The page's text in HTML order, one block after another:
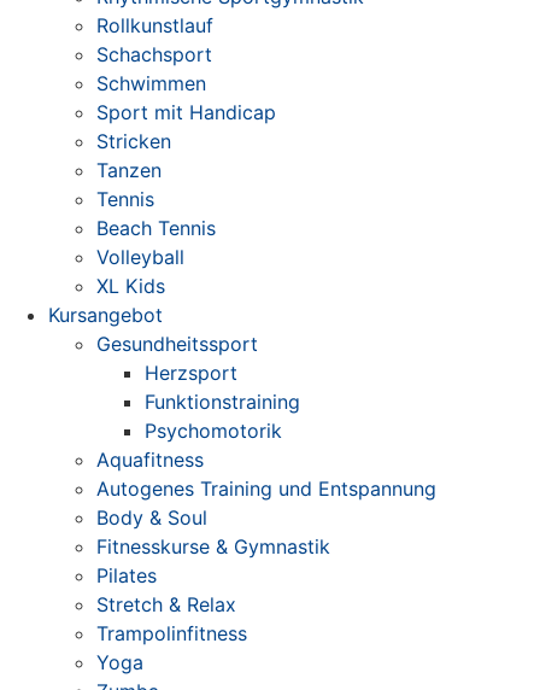
Rollkunstlauf
Schachsport
Schwimmen
Sport mit Handicap
Stricken
Tanzen
Tennis
Beach Tennis
Volleyball
XL Kids
Kursangebot
Gesundheitssport
Herzsport
Funktionstraining
Psychomotorik
Aquafitness
Autogenes Training und Entspannung
Body & Soul
Fitnesskurse & Gymnastik
Pilates
Stretch & Relax
Trampolinfitness
Yoga